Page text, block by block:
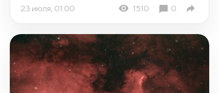
23 июля, 01:00 1510 0